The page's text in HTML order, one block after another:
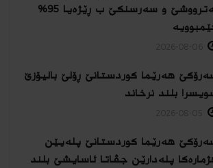
ئەترووشێ و سەرسنكێ ب ڕێژەیا 95%
هەرێما کوردستانێ ڕۆلێ بالیۆزێ
بلند نرخاند
هەرێما کوردستانێ پلەیێن
پلەدارێن جڤاتا ئاسایشێ بلند